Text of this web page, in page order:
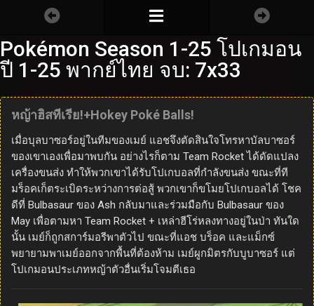
Pokémon Season 1-25 โปเกมอน
ปี 1-25 พากย์ไทย จบ: 7x33
หญ้าฮิสทีเรีย!+Hokey Poké Balls!
เมื่อบุลบาซอร์อยู่ในทีมของเมย์ แอชจึงตัดสินใจโทรหาบัลบาซอร์
ของเขาเองเพื่อมาพบกัน อย่างไรก็ตาม Team Rocket ได้ดัดแปลง
เครื่องขนส่ง ทำให้พวกเขาได้รับโปเกบอลที่กำลังขนส่ง ขณะที่ที
มร็อคเก็ตระเบิดระหว่างการต่อสู้ พวกเขาก็ขโมยโปเกบอลได้ โชค
ดีที่ Bulbasaur ของ Ash กลับมาและร่วมมือกับ Bulbasaur ของ
May เพื่อตามหา Team Rocket + เหล่าฮีโร่หลงทางอยู่ในป่า ทันใด
นั้น เมย์ก็ถูกสการ์มอรีพาตัวไป ขณะที่แอช บร็อค และแม็กซ์
พยายามพาเมย์ออกจากพื้นที่ต้องห้าม เมย์ผูกมิตรกับบูบาซอร์ แต่
โปเกมอนประเภทหญ้าตัวอื่นเริ่มโจมตีเธอ